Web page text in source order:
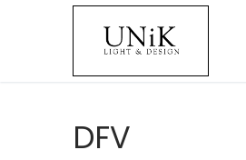
DFV